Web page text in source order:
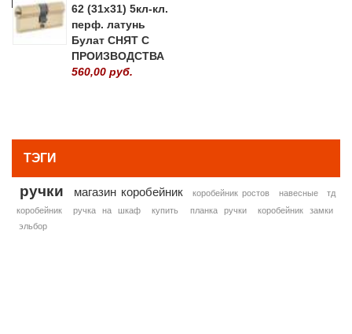
62 (31х31) 5кл-кл.
перф. латунь
Булат СНЯТ С
ПРОИЗВОДСТВА
560,00 руб.
ТЭГИ
ручки магазин коробейник коробейник ростов навесные
тд
коробейник
ручка на шкаф купить планка ручки
коробейник замки
эльбор